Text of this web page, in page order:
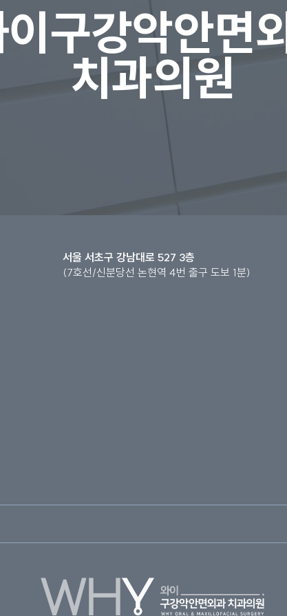
구강악안면
치과의원
서울 서초구 강남대로 527 3층
(7호선/신분당선 논현역 4번 출구 도보 1분)